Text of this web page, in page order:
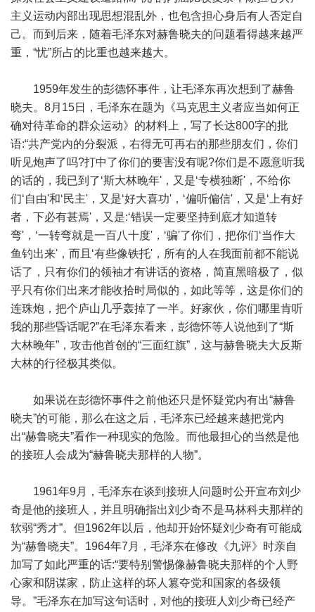
主义运动内部出现思想混乱外，也包含担心身后有人否定自
己。而到后来，随着毛泽东对赫鲁晓夫的问题看得越来越严
重，“忧”所占的比重也越来越大。
1959年发生的彭德怀事件，让毛泽东再次想到了赫鲁
晓夫。8月15日，毛泽东在题为《马克思主义者应当如何正
确对待革命的群众运动》的材料上，写了长达800字的批
语:“共产党内的分裂派，右得无可再右的那些朋友们，你们
听见炮声了吗?打中了你们的要害没有呢?你们是不愿意听我
的话的，我已到了‘斯大林晚年'，又是‘专横独断'，不给你
们‘自由'和‘民主'，又是‘好大喜功'，‘偏听偏信'，又是‘上有好
者，下必有甚焉'，又是:‘错误一定要坚持到底才知道转
弯'，‘一转弯就是一百八十度'，‘骗'了你们，把你们‘当作大
鱼钓出来'，而且‘有些像铁托'，所有的人在我面前都不能说
话了，只有你们的领袖才有讲话的资格，简直黑暗极了，似
乎只有你们出来才能收拾时局似的，如此等等，这是你们的
连珠炮，把个庐山几乎轰掉了一半。好家伙，你们哪里肯听
我的那些昏话呢?”在毛泽东看来，彭德怀等人说他到了“斯
大林晚年”，攻击他首创的“三面红旗”，这与赫鲁晓夫大反斯
大林的行径极其类似。
如果说在彭德怀事件之前他还只是怀疑党内有出“赫鲁
晓夫”的可能，那么在这之后，毛泽东已经越来越把党内
出“赫鲁晓夫”看作一种现实的危险。而他最担心的当然是他
的接班人会成为“赫鲁晓夫那样的人物”。
1961年9月，毛泽东在谈到接班人问题时公开宣布刘少
奇是他的接班人，并且明确指出刘少奇不是马林科夫那样的
软弱“秀才”。但1962年以后，他却开始怀疑刘少奇有可能成
为“赫鲁晓夫”。1964年7月，毛泽东在修改《九评》时亲自
加写了如此严重的话:“要特别警惕像赫鲁晓夫那样的个人野
心家和阴谋家，防止这样的坏人篡夺党和国家的各级领
导。”毛泽东在加写这句话时，对他的接班人刘少奇已经产